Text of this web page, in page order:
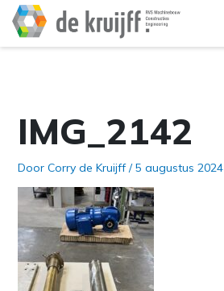
naar
de
IMG_2142
Door Corry de Kruijff/5 augustus 2024